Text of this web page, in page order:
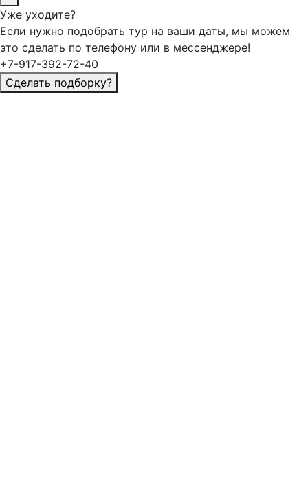
Уже уходите?
Если нужно подобрать тур на ваши даты, мы можем
это сделать по телефону или в мессенджере!
+7-917-392-72-40
Сделать подборку?